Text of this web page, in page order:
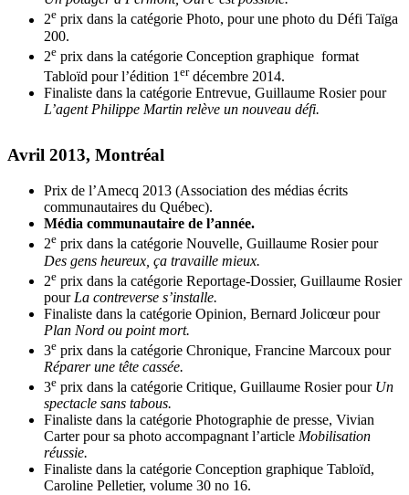
2e prix dans la catégorie Photo, pour une photo du Défi Taïga
200.
2e prix dans la catégorie Conception graphique format
Tabloïd pour l’édition 1erdécembre 2014.
Finaliste dans la catégorie Entrevue, Guillaume Rosier pour
L’agent Philippe Martin relève un nouveau défi.
Avril 2013, Montréal
Prix de l’Amecq 2013 (Association des médias écrits
communautaires du Québec).
Média communautaire de l’année.
2e prix dans la catégorie Nouvelle, Guillaume Rosier pour
Des gens heureux, ça travaille mieux.
2e prix dans la catégorie Reportage-Dossier, Guillaume Rosier
pourLa contreverse s’installe.
Finaliste dans la catégorie Opinion, Bernard Jolicœur pour
Plan Nord ou point mort.
3e prix dans la catégorie Chronique, Francine Marcoux pour
Réparer une tête cassée.
3e prix dans la catégorie Critique, Guillaume Rosier pour Un
spectacle sans tabous.
Finaliste dans la catégorie Photographie de presse, Vivian
Carter pour sa photo accompagnant l’article Mobilisation
réussie.
Finaliste dans la catégorie Conception graphique Tabloïd,
Caroline Pelletier, volume 30 no 16.